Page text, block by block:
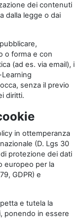
dei contenuti
dalla legge o dai
o forma e con
(ad es. via email), i
senza il previo
diritti.
in ottemperanza
(D. Lgs 30
protezione dei dati
europeo per la
GDPR) e
e tutela la
ponendo in essere